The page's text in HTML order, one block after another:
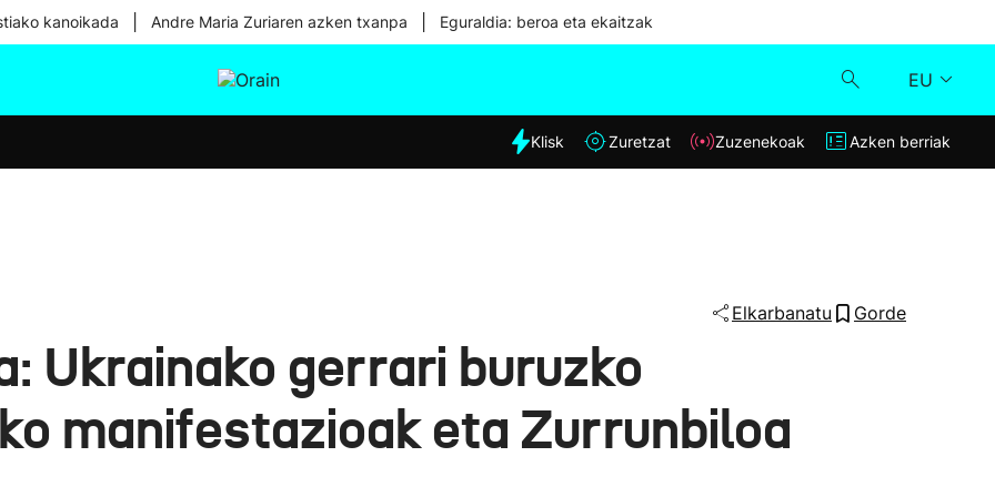
kanoikada Andre Maria Zuriaren azken txanpa Eguraldia: beroa eta ekaitzak
EU
Eguraldia
Klisk
Klisk Zuretzat Zuzenekoak Azken berriak
Elkarbanatu Gorde
Ukrainako gerrari buruzko
manifestazioak eta Zurrunbiloa